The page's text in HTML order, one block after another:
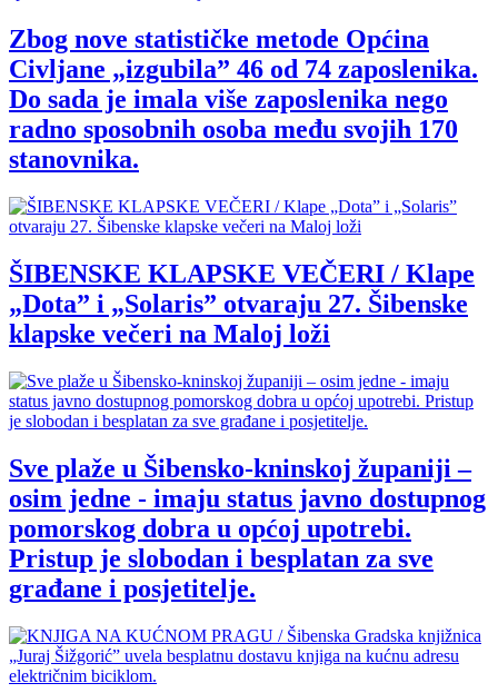
Zbog nove statističke metode Općina
Civljane „izgubila” 46 od 74 zaposlenika.
Do sada je imala više zaposlenika nego
radno sposobnih osoba među svojih 170
stanovnika.
ŠIBENSKE KLAPSKE VEČERI / Klape
„Dota” i „Solaris” otvaraju 27. Šibenske
klapske večeri na Maloj loži
Sve plaže u Šibensko-kninskoj županiji –
osim jedne - imaju status javno dostupnog
pomorskog dobra u općoj upotrebi.
Pristup je slobodan i besplatan za sve
građane i posjetitelje.